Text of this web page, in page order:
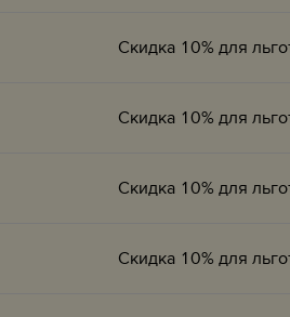
Скидка 10% для
Скидка 10% для
Скидка 10% для
Скидка 10% для